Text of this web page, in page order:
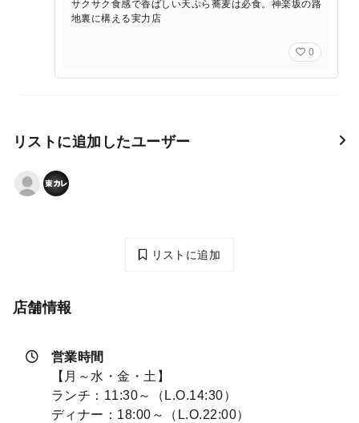
サクサク食感で香ばしい天ぷら蕎麦は必食。神楽坂の路
地裏に構える実力店
0
リストに追加したユーザー
リストに追加
店舗情報
営業時間
【月～水・金・土】
ランチ：11:30～（L.O.14:30）
ディナー：18:00～（L.O.22:00）